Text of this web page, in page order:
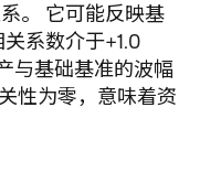
。 它可能反映基
系数介于+1.0
与基础基准的波幅
性为零，意味着资